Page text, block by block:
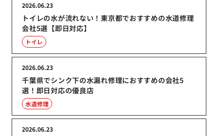
トイレの水が流れない！東京都でおすすめの水道修理
会社5選【即日対応】
2026.06.23
トイレ
千葉県でシンク下の水漏れ修理におすすめの会社5
選！即日対応の優良店
2026.06.23
水道修理
2026.06.23